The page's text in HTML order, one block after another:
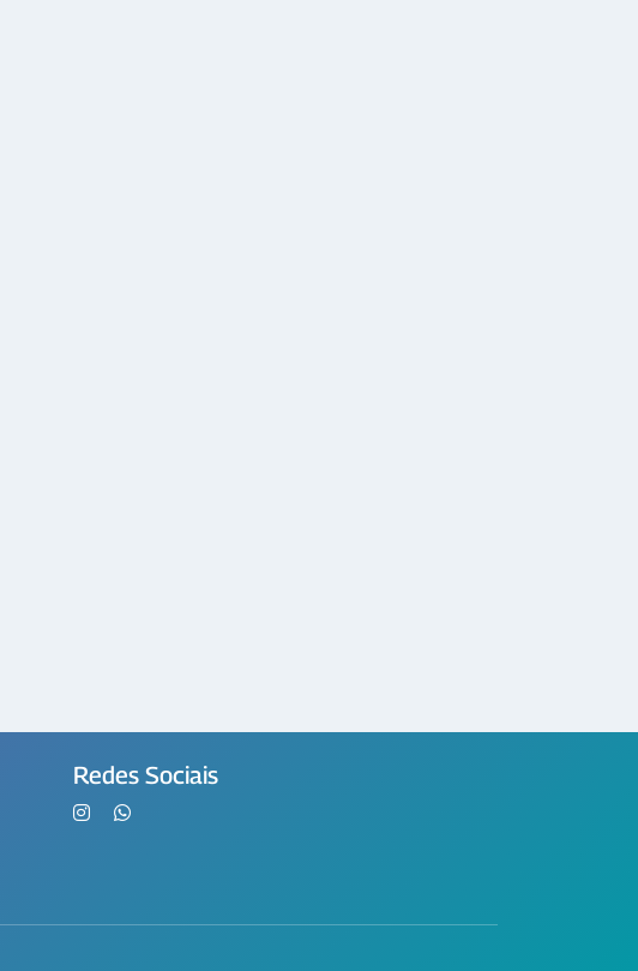
Redes Sociais